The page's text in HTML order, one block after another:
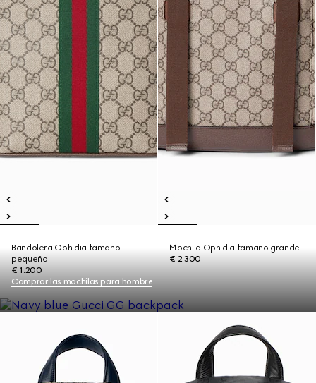
Bandolera Ophidia tamaño
pequeño
€ 1.200
Mochila Ophidia tamaño grande
€ 2.300
Comprar las mochilas para hombre